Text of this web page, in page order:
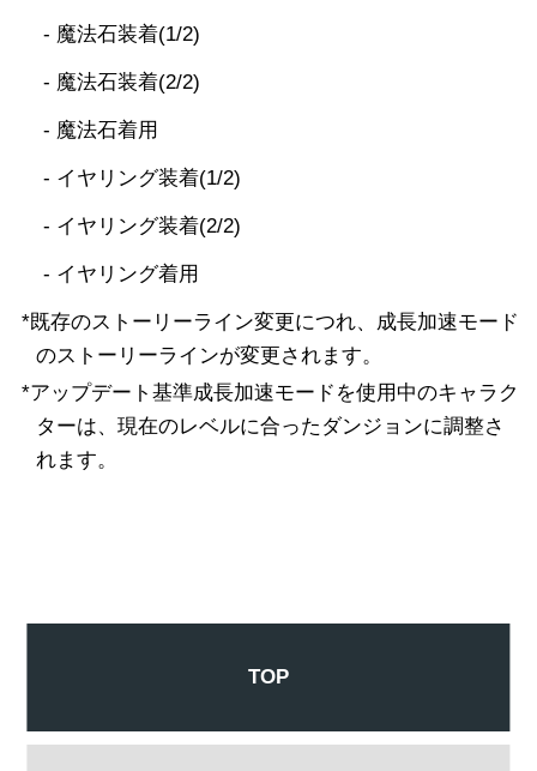
- 魔法石装着(1/2)
- 魔法石装着(2/2)
- 魔法石着用
- イヤリング装着(1/2)
- イヤリング装着(2/2)
- イヤリング着用
*既存のストーリーライン変更につれ、成長加速モード
のストーリーラインが変更されます。
*アップデート基準成長加速モードを使用中のキャラク
ターは、現在のレベルに合ったダンジョンに調整さ
れます。
TOP